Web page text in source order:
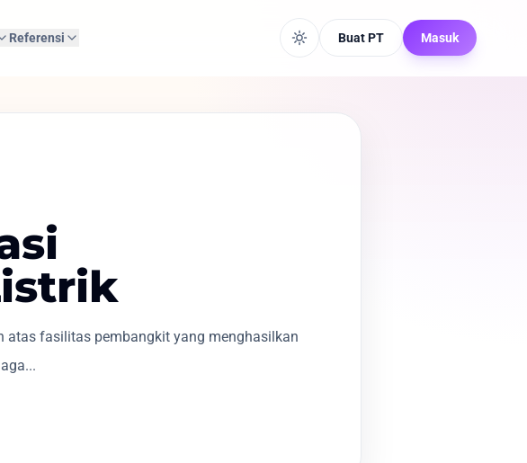
Referensi Buat PT Masuk
atas fasilitas pembangkit yang menghasilkan